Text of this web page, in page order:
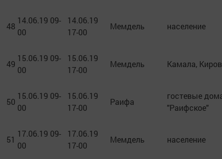
48
14.06.19 09-
00
14.06.19
17-00
Мемдель население
49
15.06.19 09-
00
15.06.19
17-00
Мемдель Камала,
50
15.06.19 09-
00
15.06.19
17-00
Раифа
гостевые
"Раифское"
51
17.06.19 09-
00
17.06.19
17-00
Мемдель население